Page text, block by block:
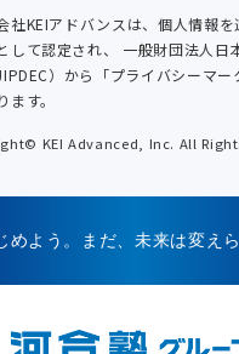
社KEIアドバンスは、個人情報を
して認定され、 一般財団法人日
）から「プライバシーマ
ます。
KEI Advanced, Inc. All
めよう。まだ、未来は変えら